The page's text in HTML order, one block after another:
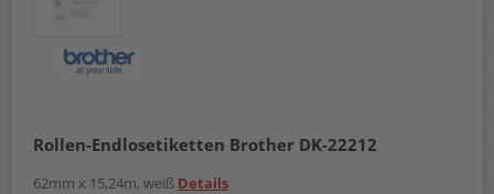
Rollen-Endlosetiketten Brother DK-22212
62mm x 15,24m, weiß Details